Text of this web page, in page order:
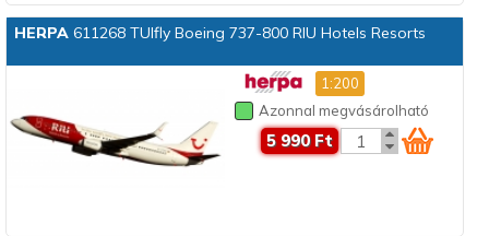
HERPA611268 TUIfly Boeing 737-800 RIU Hotels Resorts
1:200
Azonnal megvásárolható
5 990 Ft